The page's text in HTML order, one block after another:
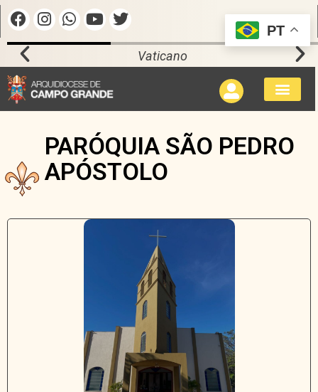
Vaticano
PARÓQUIA SÃO PEDRO
APÓSTOLO
PT